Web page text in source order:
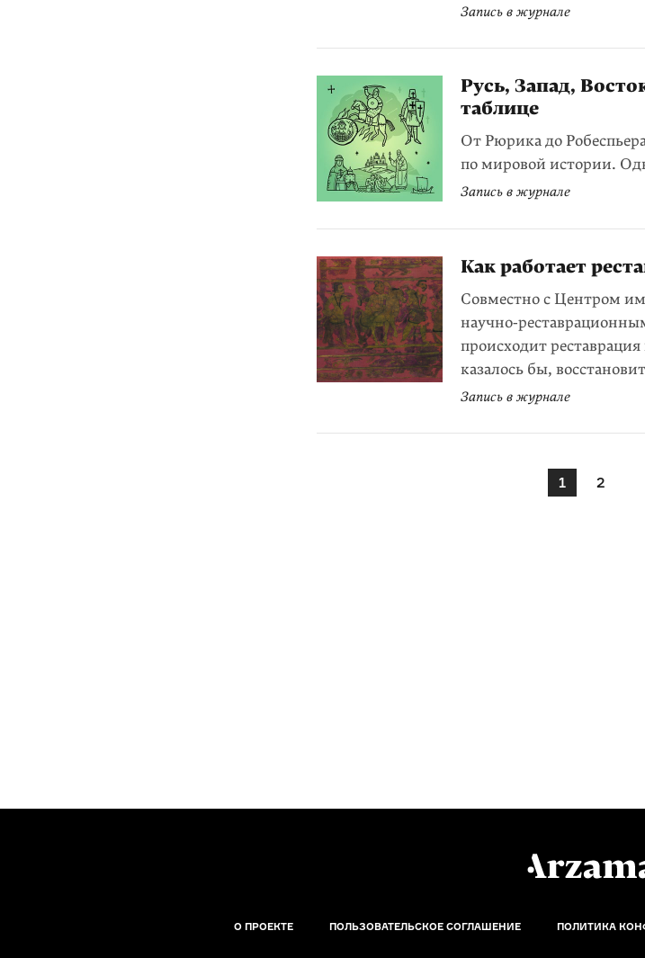
Запись в журнале
Русь, Запад,
таблице
От Рюрика до
по мировой истории.
Запись в журнале
Как работает
Совместно c Центром
происходит
казалось бы,
Запись в журнале
1 2
О ПРОЕКТЕ ПОЛЬЗОВАТЕЛЬСКОЕ СОГЛАШЕНИЕ ПОЛИТИКА